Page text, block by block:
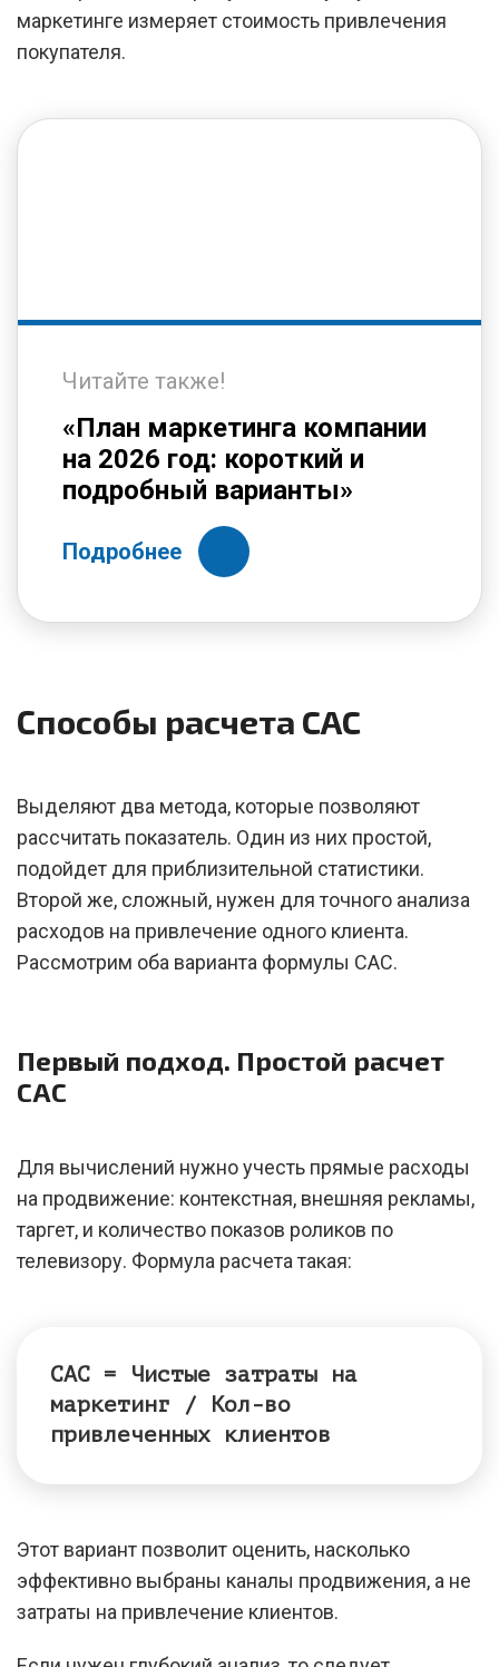
маркетинге измеряет стоимость привлечения
покупателя.
Читайте также!
«План маркетинга компании
на 2026 год: короткий и
подробный варианты»
Подробнее
Способы расчета CAC
Выделяют два метода, которые позволяют
рассчитать показатель. Один из них простой,
подойдет для приблизительной статистики.
Второй же, сложный, нужен для точного анализа
расходов на привлечение одного клиента.
Рассмотрим оба варианта формулы САС.
Первый подход. Простой расчет
CAC
Для вычислений нужно учесть прямые расходы
на продвижение: контекстная, внешняя рекламы,
таргет, и количество показов роликов по
телевизору. Формула расчета такая:
CAC = Чистые затраты на
маркетинг / Кол-во
привлеченных клиентов
Этот вариант позволит оценить, насколько
эффективно выбраны каналы продвижения, а не
затраты на привлечение клиентов.